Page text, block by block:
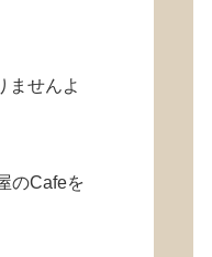
ませんよ
のCafeを